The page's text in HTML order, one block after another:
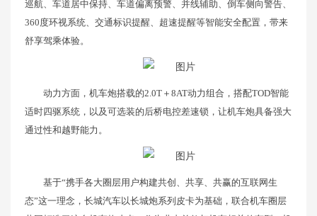
巡航、车道居中保持、车道偏离预警、并线辅助、倒车侧向警告、
360度环视系统、交通标识提醒、超速提醒等智能安全配置，带来
舒享驾乘体验。
动力方面，机车炮搭载的2.0T＋8AT动力组合，搭配TOD智能
适时四驱系统，以及可选装的后桥电控差速锁，让机车炮具备强大
通过性和越野能力。
基于“携手各大圈层用户构建共创、共享、共赢的互联网生
态”这一理念，长城汽车以长城炮系列皮卡为基础，联合机车圈层